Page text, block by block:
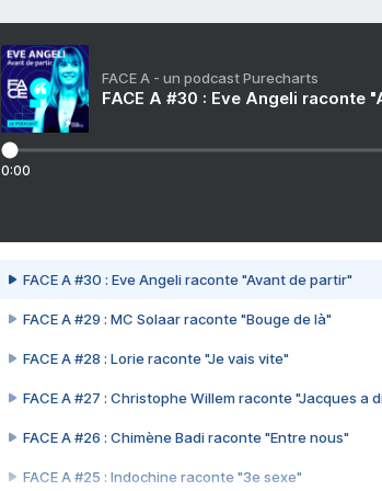
FACE A - un podcast Purecharts
FACE A #30 : Eve Angeli raconte
0:00
FACE A #30 : Eve Angeli raconte "Avant de partir"
FACE A #29 : MC Solaar raconte "Bouge de là"
FACE A #28 : Lorie raconte "Je vais vite"
FACE A #27 : Christophe Willem raconte "Jacques a
FACE A #26 : Chimène Badi raconte "Entre nous"
FACE A #25 : Indochine raconte "3e sexe"